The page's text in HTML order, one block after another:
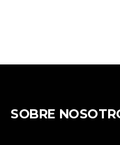
SOBRE